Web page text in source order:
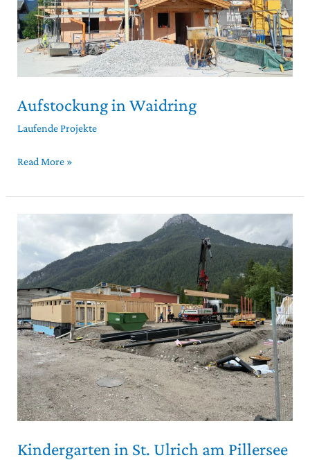
Aufstockung in Waidring
Laufende Projekte
Read More »
Kindergarten in St. Ulrich am Pillersee
Ulrich
am
Pillersee